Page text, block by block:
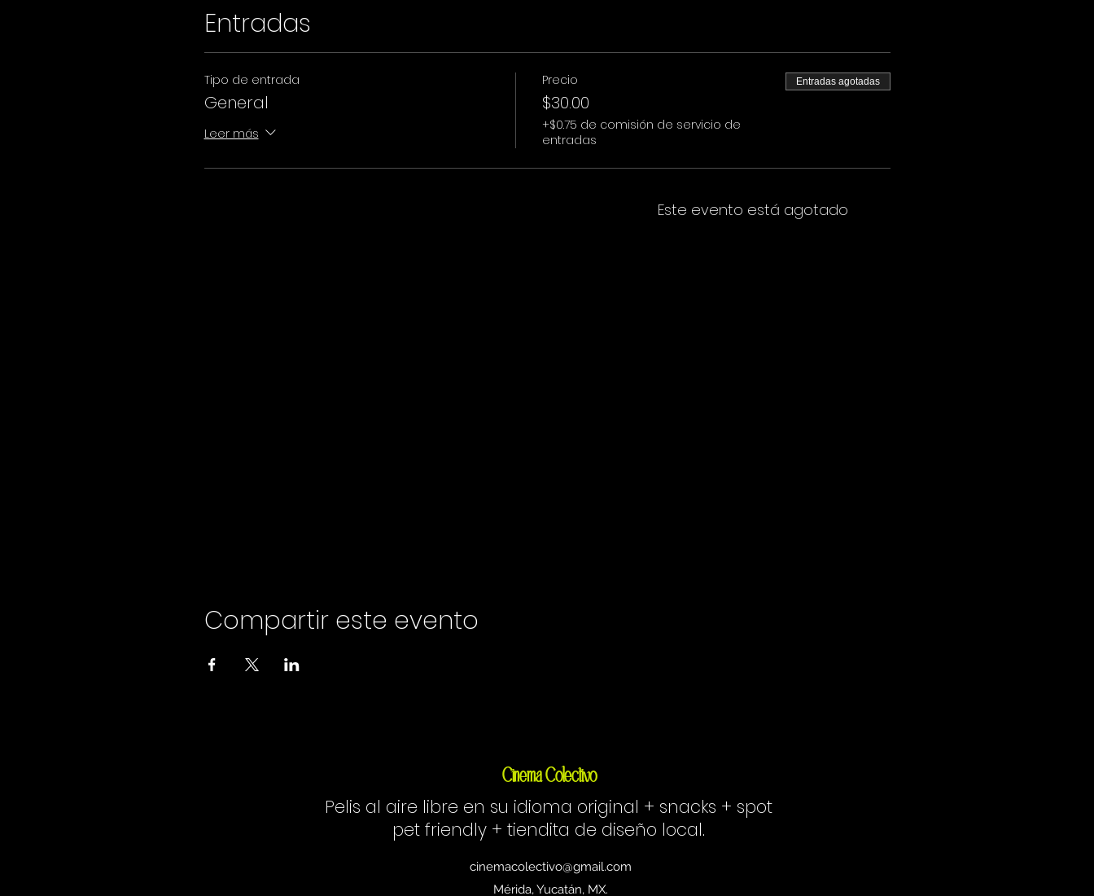
Entradas
Tipo de entrada
General
Leer más
Precio
$30.00
+$0.75 de comisión de servicio de
entradas
Entradas agotadas
Este evento está agotado
Compartir este evento
Cinema Colectivo
Pelis al aire libre en su idioma original + snacks + spot
pet friendly + tiendita de diseño local.
cinemacolectivo@gmail.com
Mérida, Yucatán, MX.